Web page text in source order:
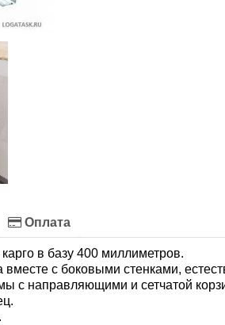
Оплата
в базу 400 миллиметров.
с боковыми стенками,
с направляющими и сетчатой